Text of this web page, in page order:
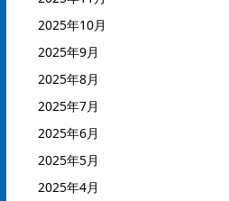
2025年10月
2025年9月
2025年8月
2025年7月
2025年6月
2025年5月
2025年4月